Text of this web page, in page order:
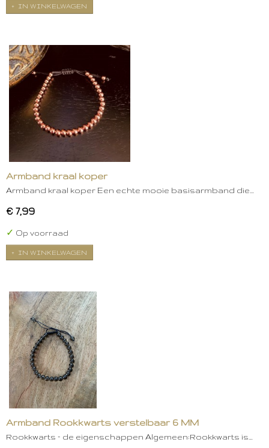
IN WINKELWAGEN
Armband kraal koper
Armband kraal koper Een echte mooie basisarmband die…
€ 7,99
✓ Op voorraad
IN WINKELWAGEN
Armband Rookkwarts verstelbaar 6 MM
Rookkwarts – de eigenschappen Algemeen:Rookkwarts is…